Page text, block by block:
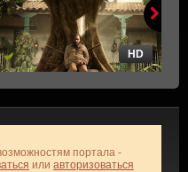
HD
портала -
или авторизоваться